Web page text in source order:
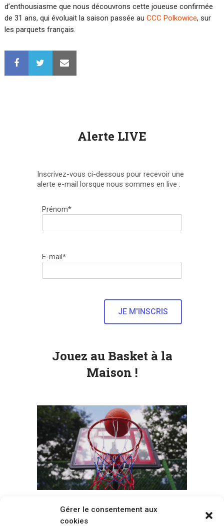
Gérer le consentement aux
cookies
d’enthousiasme que nous découvrons cette joueuse confirmée
de 31 ans, qui évoluait la saison passée au CCC Polkowice, sur
les parquets français.
Alerte LIVE
Inscrivez-vous ci-dessous pour recevoir une
alerte e-mail lorsque nous sommes en live :
Prénom*
E-mail*
Jouez au Basket à la
Maison !
Voir tous les paniers